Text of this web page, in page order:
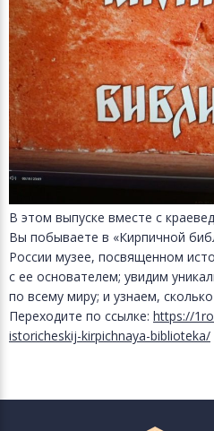
В этом выпуске вместе с
Вы побываете в «Кирпичной
России музее, посвященном
с ее основателем; увидим
по всему миру; и узнаем,
Переходите по ссылке: https://
istoricheskij-kirpichnaya-biblioteka/